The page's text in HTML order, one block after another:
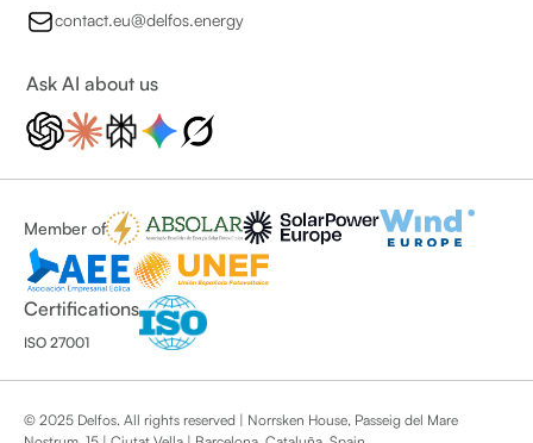
contact.eu@delfos.energy
Ask AI about us
Member of
Certifications
ISO 27001
© 2025 Delfos. All rights reserved | Norrsken House, Passeig del Mare